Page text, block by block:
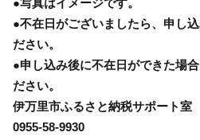
●写真はイメージです。
●不在日がございましたら、申し
ださい。
●申し込み後に不在日ができた場
ださい。
伊万里市ふるさと納税サポート室
0955-58-9930